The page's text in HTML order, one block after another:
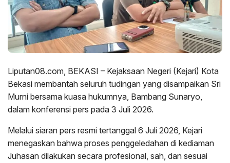
Liputan08.com, BEKASI – Kejaksaan Negeri (Kejari) Kota
Bekasi membantah seluruh tudingan yang disampaikan Sri
Murni bersama kuasa hukumnya, Bambang Sunaryo,
dalam konferensi pers pada 3 Juli 2026.
Melalui siaran pers resmi tertanggal 6 Juli 2026, Kejari
menegaskan bahwa proses penggeledahan di kediaman
Juhasan dilakukan secara profesional, sah, dan sesuai